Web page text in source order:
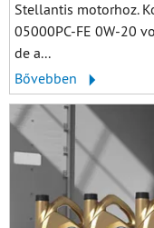
Stellantis motorhoz.
05000PC-FE 0W-20
de a...
Bővebben